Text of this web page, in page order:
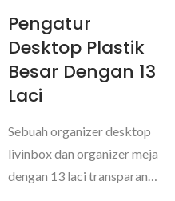
Pengatur
Desktop Plastik
Besar Dengan 13
Laci
Sebuah organizer desktop
livinbox dan organizer meja
dengan 13 laci transparan